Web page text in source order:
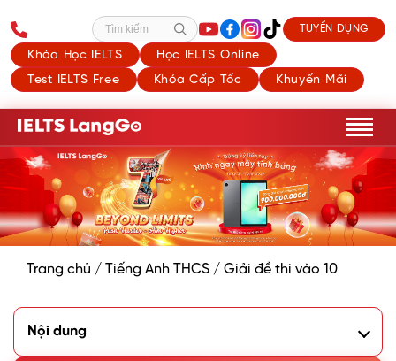
Khóa Học IELTS
Học IELTS Online
Test IELTS Free
Khóa Cấp Tốc Khuyến Mãi
Tìm kiếm TUYỂN DỤNG
Trang chủ / Tiếng Anh THCS / Giải đề thi vào 10
Nội dung